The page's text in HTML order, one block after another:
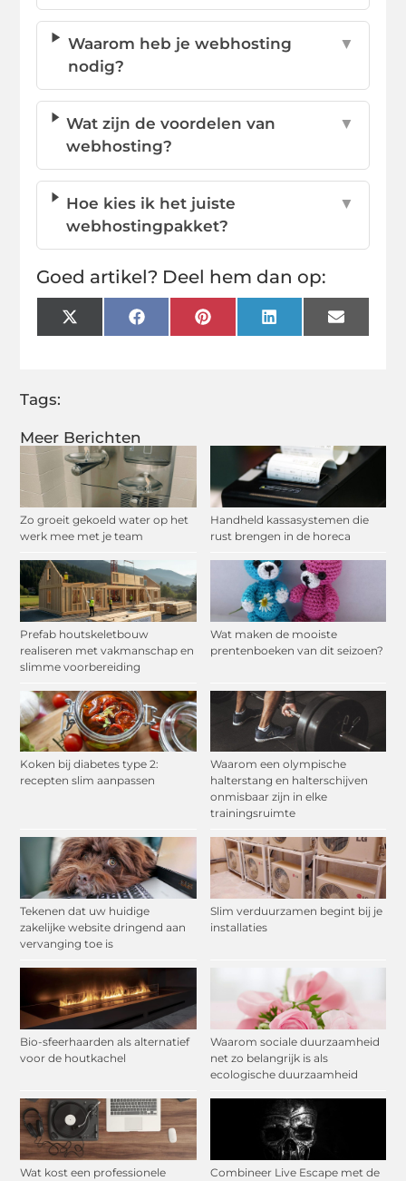
Meer Berichten
Zo groeit gekoeld water op het
werk mee met je team
Handheld kassasystemen die
rust brengen in de horeca
Prefab houtskeletbouw
realiseren met vakmanschap en
slimme voorbereiding
Wat maken de mooiste
prentenboeken van dit seizoen?
Koken bij diabetes type 2:
recepten slim aanpassen
Waarom een olympische
halterstang en halterschijven
onmisbaar zijn in elke
trainingsruimte
Tekenen dat uw huidige
zakelijke website dringend aan
vervanging toe is
Slim verduurzamen begint bij je
installaties
Bio-sfeerhaarden als alternatief
voor de houtkachel
Waarom sociale duurzaamheid
net zo belangrijk is als
ecologische duurzaamheid
Wat kost een professionele
Combineer Live Escape met de
Waarom heb je webhosting
nodig?
▼
Wat zijn de voordelen van
webhosting?
▼
Hoe kies ik het juiste
webhostingpakket?
▼
Goed artikel? Deel hem dan op:
X
(Twitter)
FacebookPinterestLinkedInEmail
Tags: